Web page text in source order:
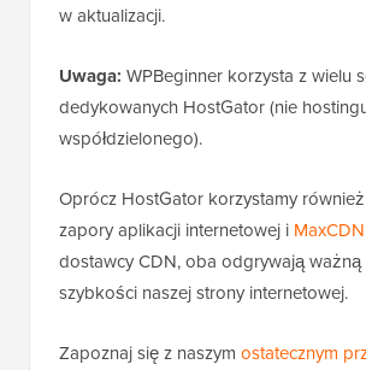
w aktualizacji.
Uwaga: WPBeginner korzysta z wielu
dedykowanych HostGator (nie
współdzielonego).
Oprócz HostGator korzystamy
zapory aplikacji internetowej i MaxCDN
dostawcy CDN, oba odgrywają
szybkości naszej strony internetowej.
Zapoznaj się z naszym ostatecznym